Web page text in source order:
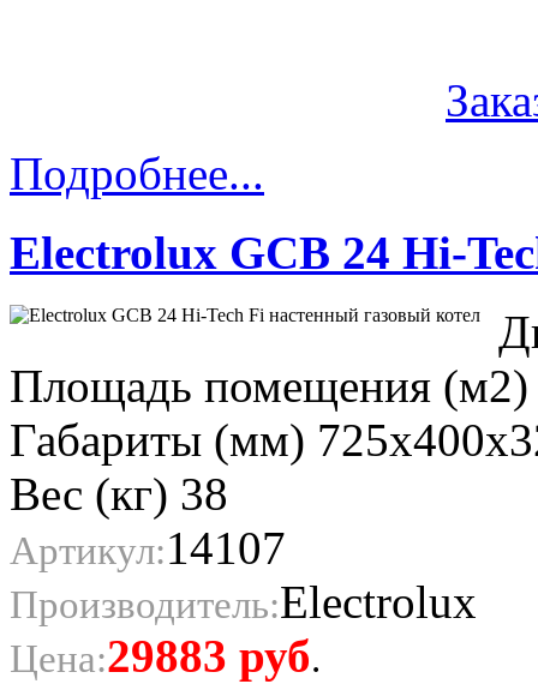
Подробнее...
Electrolux GCB 24 Hi-
Площадь помещения (м2)
Габариты (мм)
Вес (кг) 38
Артикул:14107
Производитель:Electrolux
Цена:29883 руб.